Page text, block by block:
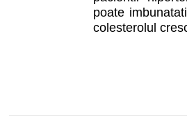
poate
colesterolul